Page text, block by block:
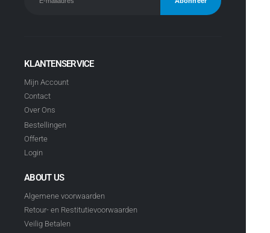
KLANTENSERVICE
Mijn Account
Contact
Over Ons
Bestellingen
Offerte
Login
ABOUT US
Algemene voorwaarden
Retour- en Restitutievoorwaarden
Veilig Betalen